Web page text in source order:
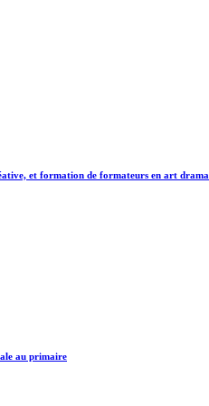
et formation de formateurs en art
au primaire